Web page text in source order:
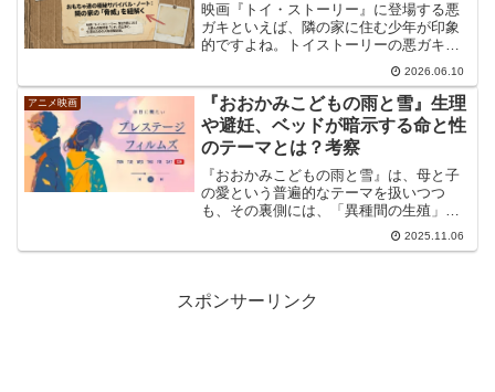
映画『トイ・ストーリー』に登場する悪
ガキといえば、隣の家に住む少年が印象
的ですよね。トイストーリーの悪ガキは
誰なのか、名前や悪役としての立ち位置
が気になって検索する人も多いのではな
いでしょうか。また、ブタの貯金箱やレ
ニー、エイリアン、ラジコ...
2026.06.10
アニメ映画
『おおかみこどもの雨と雪』生理
や避妊、ベッドが暗示する命と性
のテーマとは？考察
『おおかみこどもの雨と雪』は、母と子
の愛という普遍的なテーマを扱いつつ
も、その裏側には、「異種間の生殖」
「性のタブー」「命のリアリティ」とい
った、極めてデリケートで踏み込んだテ
2025.11.06
スポンサーリンク